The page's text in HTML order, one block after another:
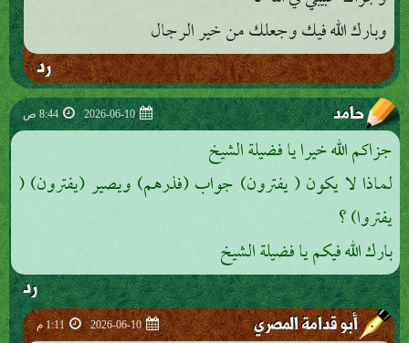
وبارك الله فيك وجعلك من خير الرجال
رد
حامد 2026-06-10 8:44 ص
جزاكم الله خيرا يا فضيلة الشيخ
لماذا لا يكون ( يفترون) جواب (فذرهم) ويصير (يفترون) (
يفتروا) ؟
بارك الله فيكم يا فضيلة الشيخ
رد
أبو قدامة المصري 2026-06-10 1:11 م